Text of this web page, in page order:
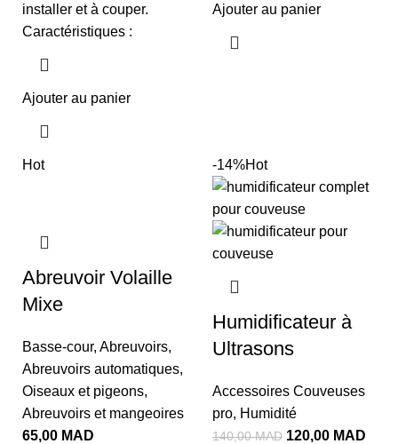
installer et à couper.
Caractéristiques :
Ajouter au panier
Ajouter au panier
Hot
Abreuvoir Volaille
Mixe
Basse-cour, Abreuvoirs,
Abreuvoirs automatiques,
Oiseaux et pigeons,
Abreuvoirs et mangeoires
65,00 MAD
-14%Hot
Humidificateur à
Ultrasons
Accessoires Couveuses
pro, Humidité
140,00MAD 120,00 MAD